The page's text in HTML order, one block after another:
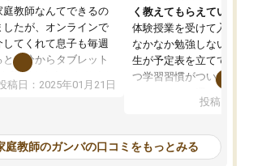
庭教師なんてできるの
たが、オンラインで
してくれて息子も毎週
自分からタブレット
繋げるようになりまし
もOKなのもとても気
た今では平均点以上の
ました！あと1年受験ま
稿日：2025年01月21日
く教えてもらえている
体験授業を受けて入塾し
なかなか勉強しない息子
生が予定表を立ててくれ
つ学習習慣がついてきま
指導が無い日も予定表
問できるのでとても助か
投稿日：
庭教師のガンバの口コミをもっとみる